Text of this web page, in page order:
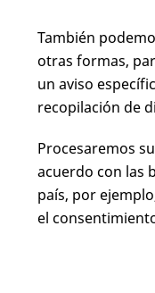
También
otras formas,
un aviso
recopilación de
Procesaremos
acuerdo con las
país, por
el